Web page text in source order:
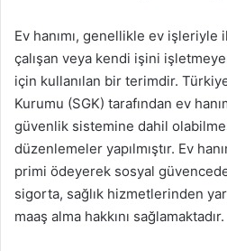
Ev hanımı, genellikle ev
çalışan veya kendi işini
için kullanılan bir terimdir.
Kurumu (SGK) tarafından ev
güvenlik sistemine dahil
düzenlemeler yapılmıştır. Ev
primi ödeyerek sosyal
sigorta, sağlık hizmetlerinden
maaş alma hakkını sağlamaktadır.